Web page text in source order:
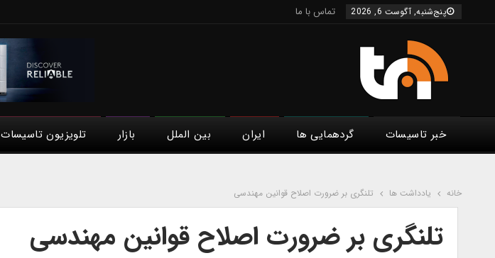
پنج‌شنبه, آگوست 6, 2026 تماس با ما
خبر تاسیسات گردهمایی ها ایران بین الملل بازار تلویزیون تاسیسات
خانه یادداشت ها تلنگری بر ضرورت اصلاح قوانین مهندسی
تلنگری بر ضرورت اصلاح قوانین مهندسی